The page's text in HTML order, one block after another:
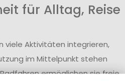
für Alltag, Reise
viele Aktivitäten integrieren,
im Mittelpunkt stehen
ermöglichen sie freie